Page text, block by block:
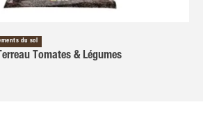
du sol
Tomates & Légumes